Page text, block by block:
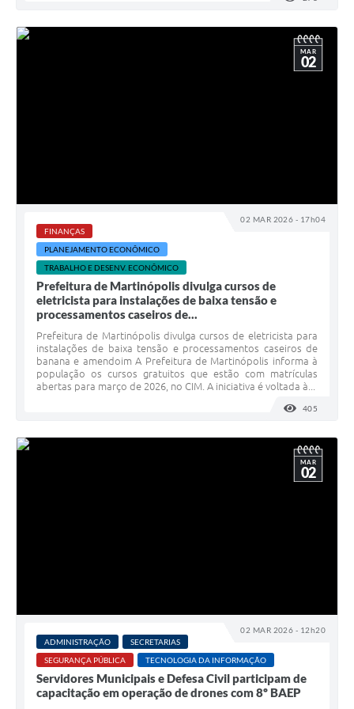
02 MAR 2026 - 17h04
MAR
02
FINANÇAS
PLANEJAMENTO ECONÔMICO
TRABALHO E DESENV. ECONÔMICO
Prefeitura de Martinópolis divulga cursos de
eletricista para instalações de baixa tensão e
processamentos caseiros de...
Prefeitura de Martinópolis divulga cursos de eletricista para
instalações de baixa tensão e processamentos caseiros de
banana e amendoim A Prefeitura de Martinópolis informa à
população os cursos gratuitos que estão com matrículas
abertas para março de 2026, no CIM. A iniciativa é voltada à...
405
02 MAR 2026 - 12h20
MAR
02
ADMINISTRAÇÃO
SECRETARIAS
SEGURANÇA PÚBLICA
TECNOLOGIA DA INFORMAÇÃO
Servidores Municipais e Defesa Civil participam de
capacitação em operação de drones com 8º BAEP